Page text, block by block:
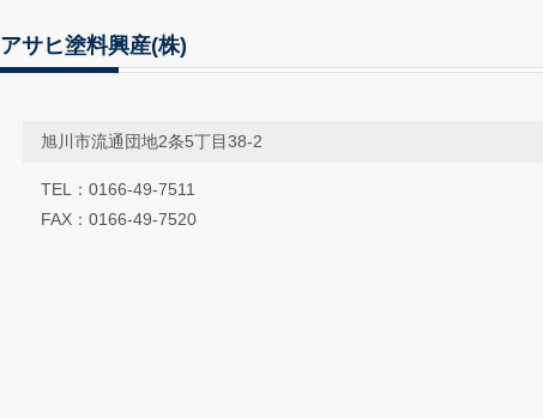
アサヒ塗料興産(株)
旭川市流通団地2条5丁目38-2
TEL：0166-49-7511
FAX：0166-49-7520